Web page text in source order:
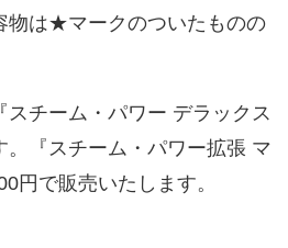
物は★マークのついたものの
チーム・パワー デラックス
。『スチーム・パワー拡張 マ
円で販売いたします。